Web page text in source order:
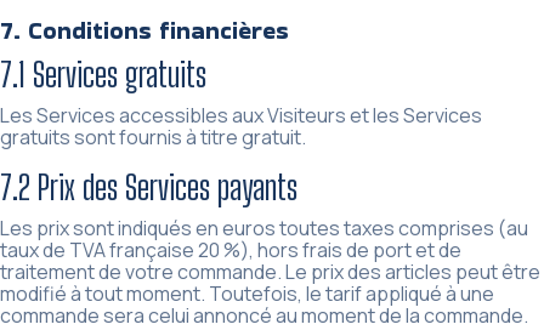
7. Conditions financières
7.1 Services gratuits
Les Services accessibles aux Visiteurs et les Services
gratuits sont fournis à titre gratuit.
7.2 Prix des Services payants
Les prix sont indiqués en euros toutes taxes comprises (au
taux de TVA française 20 %), hors frais de port et de
traitement de votre commande. Le prix des articles peut être
modifié à tout moment. Toutefois, le tarif appliqué à une
commande sera celui annoncé au moment de la commande.